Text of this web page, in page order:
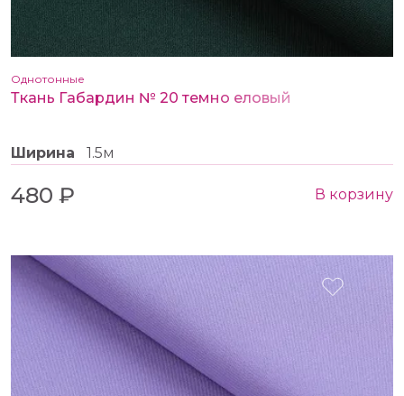
Однотонные
Ткань Габардин № 20 темно еловый
Ширина 1.5м
480 ₽ В корзину